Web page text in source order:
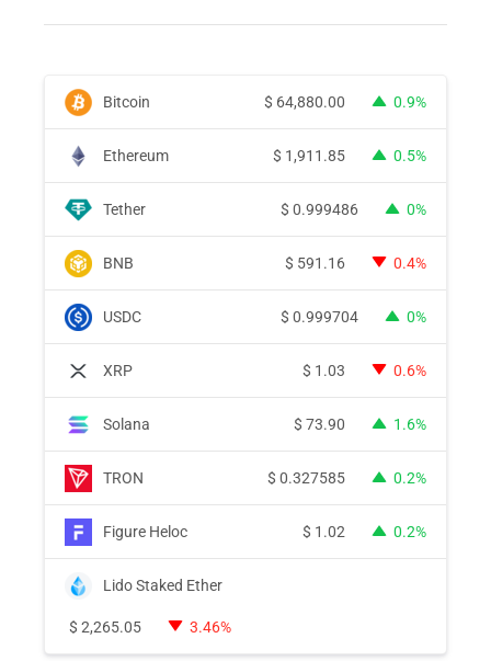
Bitcoin $ 64,880.00 0.9%
Ethereum $ 1,911.85 0.5%
Tether $ 0.999486 0%
BNB $ 591.16 0.4%
USDC $ 0.999704 0%
XRP $ 1.03 0.6%
Solana $ 73.90 1.6%
TRON $ 0.327585 0.2%
Figure Heloc $ 1.02 0.2%
Lido Staked Ether
$ 2,265.05 3.46%